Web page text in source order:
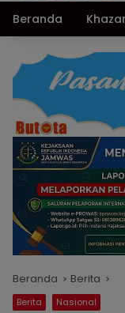
Beranda
Beranda Berita
Berita Nasional